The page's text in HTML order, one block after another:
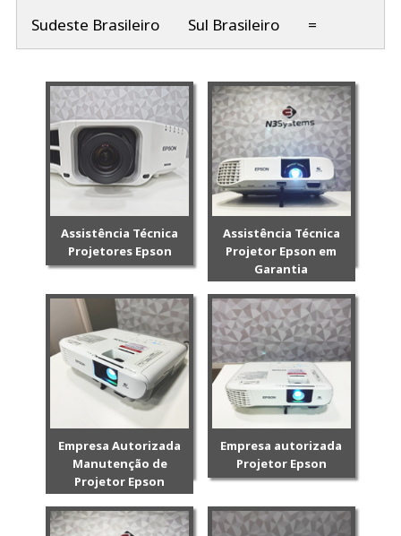
Sudeste Brasileiro Sul Brasileiro =
Assistência Técnica
Projetores Epson
Assistência Técnica
Projetor Epson em
Garantia
Empresa Autorizada
Manutenção de
Projetor Epson
Empresa autorizada
Projetor Epson